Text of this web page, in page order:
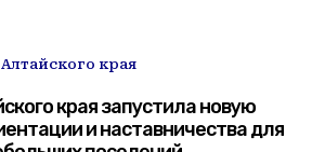
края
края запустила новую
и наставничества для